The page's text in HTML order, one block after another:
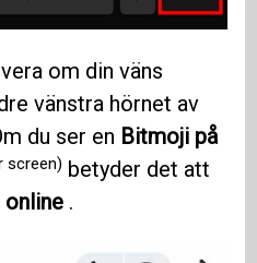
om din väns
vänstra hörnet av
du ser en Bitmoji på
screen) betyder det att
online .